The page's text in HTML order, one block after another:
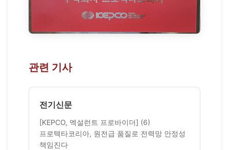
관련 기사
전기신문
[KEPCO, 엑설런트 프로바이더] (6)
프로텍타코리아, 원전급 품질로 전력망 안정성
책임진다